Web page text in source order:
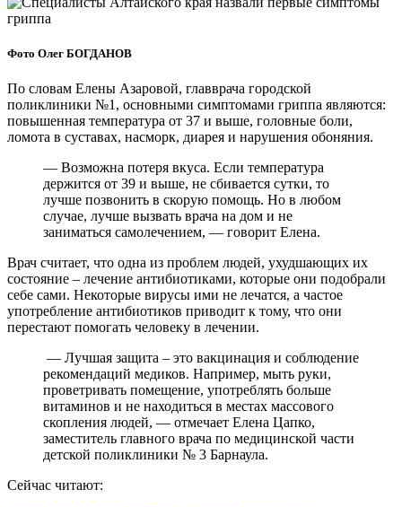
Фото Олег БОГДАНОВ
По словам Елены Азаровой, главврача городской
поликлиники №1, основными симптомами гриппа являются:
повышенная температура от 37 и выше, головные боли,
ломота в суставах, насморк, диарея и нарушения обоняния.
— Возможна потеря вкуса. Если температура
держится от 39 и выше, не сбивается сутки, то
лучше позвонить в скорую помощь. Но в любом
случае, лучше вызвать врача на дом и не
заниматься самолечением, — говорит Елена.
Врач считает, что одна из проблем людей, ухудшающих их
состояние – лечение антибиотиками, которые они подобрали
себе сами. Некоторые вирусы ими не лечатся, а частое
употребление антибиотиков приводит к тому, что они
перестают помогать человеку в лечении.
— Лучшая защита – это вакцинация и соблюдение
рекомендаций медиков. Например, мыть руки,
проветривать помещение, употреблять больше
витаминов и не находиться в местах массового
скопления людей, — отмечает Елена Цапко,
заместитель главного врача по медицинской части
детской поликлиники № 3 Барнаула.
Сейчас читают: